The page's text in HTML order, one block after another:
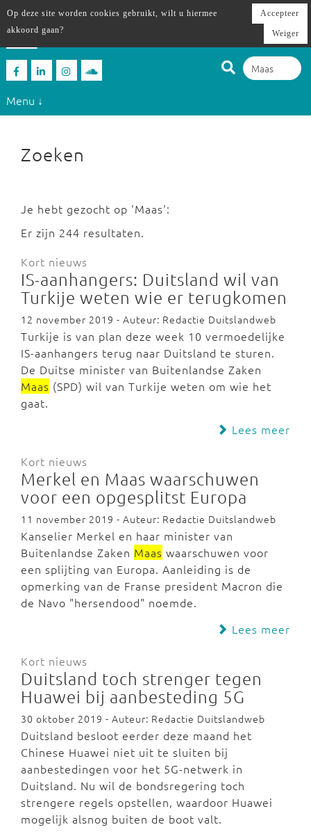
Menu ↓
Zoeken
Je hebt gezocht op 'Maas':
Er zijn 244 resultaten.
Kort nieuws
IS-aanhangers: Duitsland wil van
Turkije weten wie er terugkomen
12 november 2019 - Auteur: Redactie Duitslandweb
Turkije is van plan deze week 10 vermoedelijke
IS-aanhangers terug naar Duitsland te sturen.
De Duitse minister van Buitenlandse Zaken
Maas (SPD) wil van Turkije weten om wie het
gaat.
Lees meer
Kort nieuws
Merkel en Maas waarschuwen
voor een opgesplitst Europa
11 november 2019 - Auteur: Redactie Duitslandweb
Kanselier Merkel en haar minister van
Buitenlandse Zaken Maas waarschuwen voor
een splijting van Europa. Aanleiding is de
opmerking van de Franse president Macron die
de Navo "hersendood" noemde.
Lees meer
Kort nieuws
Duitsland toch strenger tegen
Huawei bij aanbesteding 5G
30 oktober 2019 - Auteur: Redactie Duitslandweb
Duitsland besloot eerder deze maand het
Chinese Huawei niet uit te sluiten bij
aanbestedingen voor het 5G-netwerk in
Duitsland. Nu wil de bondsregering toch
strengere regels opstellen, waardoor Huawei
mogelijk alsnog buiten de boot valt.
Op deze site worden cookies gebruikt, wilt u hiermee
akkoord gaan?
Accepteer
Weiger